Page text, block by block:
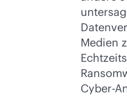
Medien
Cyber-